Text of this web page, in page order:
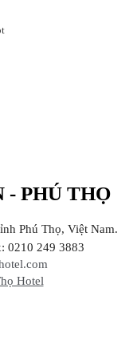
- PHÚ THỌ
Phú Thọ, Việt Nam.
0210 249 3883
Hotel